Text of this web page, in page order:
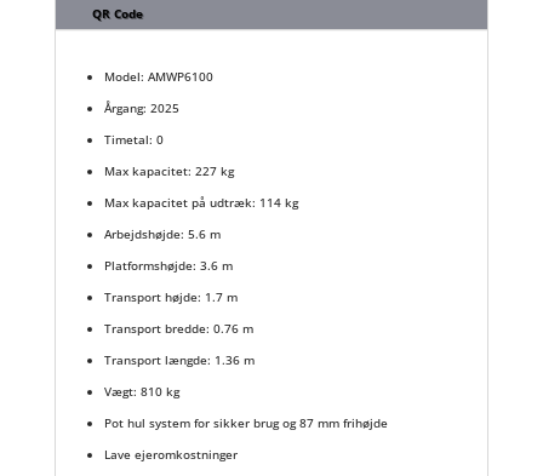
QR Code
Model: AMWP6100
Årgang: 2025
Timetal: 0
Max kapacitet: 227 kg
Max kapacitet på udtræk: 114 kg
Arbejdshøjde: 5.6 m
Platformshøjde: 3.6 m
Transport højde: 1.7 m
Transport bredde: 0.76 m
Transport længde: 1.36 m
Vægt: 810 kg
Pot hul system for sikker brug og 87 mm frihøjde
Lave ejeromkostninger